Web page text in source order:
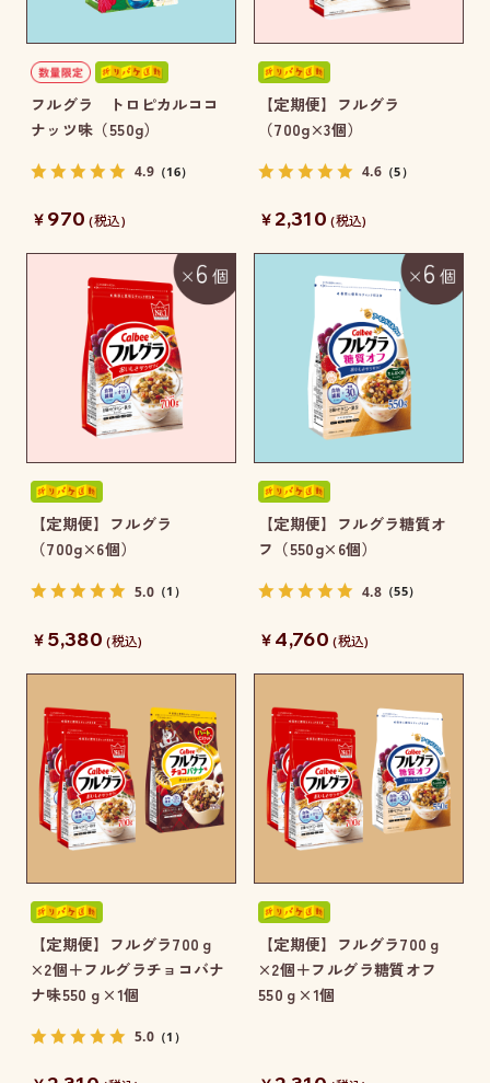
フルグラ トロピカルココ
ナッツ味（550g）
4.9 （16）
￥970 (税込)
【定期便】フルグラ
（700g×3個）
4.6 （5）
￥2,310 (税込)
【定期便】フルグラ
（700g×6個）
5.0 （1）
￥5,380 (税込)
【定期便】フルグラ糖質オ
フ（550g×6個）
4.8 （55）
￥4,760 (税込)
【定期便】フルグラ700ｇ
×2個＋フルグラチョコバナ
ナ味550ｇ×1個
5.0 （1）
【定期便】フルグラ700ｇ
×2個＋フルグラ糖質オフ
550ｇ×1個